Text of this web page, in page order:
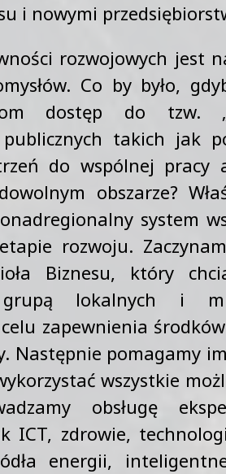
i nowymi
rozwojowych jest
Co by było,
dostęp do tzw.
takich jak
do wspólnej pracy
obszarze?
system
rozwoju.
Biznesu, który
lokalnych i
zapewnienia
Następnie pomagamy
wszystkie
obsługę
ICT, zdrowie,
energii,